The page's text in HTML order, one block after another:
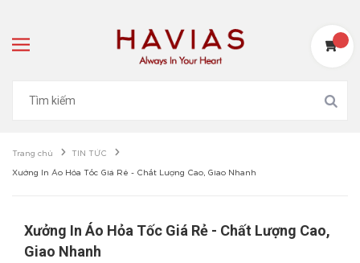
Trang chủ TIN TỨC
Xưởng In Áo Hỏa Tốc Giá Rẻ - Chất Lượng Cao, Giao Nhanh
Xưởng In Áo Hỏa Tốc Giá Rẻ - Chất Lượng Cao,
Giao Nhanh